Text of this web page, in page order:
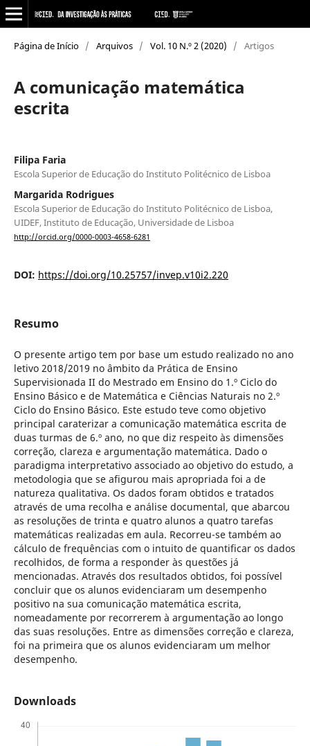
Página de Início / Arquivos / Vol. 10 N.º 2 (2020) / Artigos
A comunicação matemática
escrita
Filipa Faria
Escola Superior de Educação do Instituto Politécnico de Lisboa
Margarida Rodrigues
Escola Superior de Educação do Instituto Politécnico de Lisboa,
UIDEF, Instituto de Educação, Universidade de Lisboa
http://orcid.org/0000-0003-4658-6281
DOI: https://doi.org/10.25757/invep.v10i2.220
Resumo
O presente artigo tem por base um estudo realizado no ano
letivo 2018/2019 no âmbito da Prática de Ensino
Supervisionada II do Mestrado em Ensino do 1.º Ciclo do
Ensino Básico e de Matemática e Ciências Naturais no 2.º
Ciclo do Ensino Básico. Este estudo teve como objetivo
principal caraterizar a comunicação matemática escrita de
duas turmas de 6.º ano, no que diz respeito às dimensões
correção, clareza e argumentação matemática. Dado o
paradigma interpretativo associado ao objetivo do estudo, a
metodologia que se afigurou mais apropriada foi a de
natureza qualitativa. Os dados foram obtidos e tratados
através de uma recolha e análise documental, que abarcou
as resoluções de trinta e quatro alunos a quatro tarefas
matemáticas realizadas em aula. Recorreu-se também ao
cálculo de frequências com o intuito de quantificar os dados
recolhidos, de forma a responder às questões já
mencionadas. Através dos resultados obtidos, foi possível
concluir que os alunos evidenciaram um desempenho
positivo na sua comunicação matemática escrita,
nomeadamente por recorrerem à argumentação ao longo
das suas resoluções. Entre as dimensões correção e clareza,
foi na primeira que os alunos evidenciaram um melhor
desempenho.
Downloads